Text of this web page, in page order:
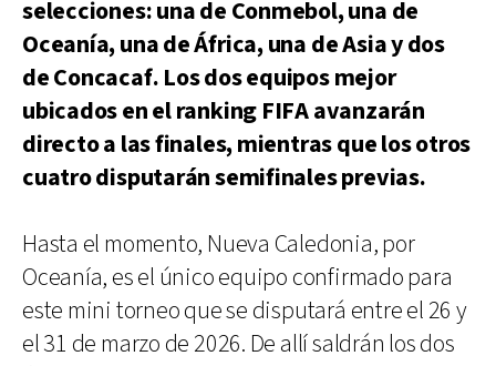
selecciones: una de Conmebol, una de
Oceanía, una de África, una de Asia y dos
de Concacaf. Los dos equipos mejor
ubicados en el ranking FIFA avanzarán
directo a las finales, mientras que los otros
cuatro disputarán semifinales previas.
Hasta el momento, Nueva Caledonia, por
Oceanía, es el único equipo confirmado para
este mini torneo que se disputará entre el 26 y
el 31 de marzo de 2026. De allí saldrán los dos